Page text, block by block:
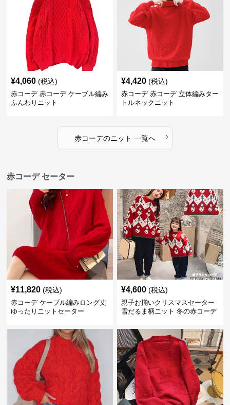
¥4,060 (税込)
赤コーデ 赤コーデ ケーブル編み
ふんわりニット
¥4,420 (税込)
赤コーデ 赤コーデ 立体編みター
トルネックニット
赤コーデのニット 一覧へ ›
赤コーデ セーター
¥11,820 (税込)
赤コーデ ケーブル編みロング丈
ゆったりニットセーター
¥4,600 (税込)
親子お揃いクリスマスセーター
雪だるま柄ニット 冬の赤コーデ